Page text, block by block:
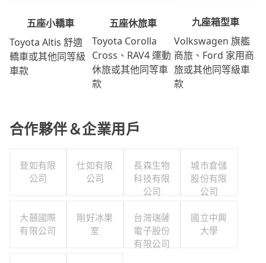
五座小轎車
Toyota Altis 舒適
轎車或其他同等級
車款
五座休旅車
Toyota Corolla
Cross、RAV4 運動
休旅或其他同等車
款
九座箱型車
Volkswagen 旗艦
商旅、Ford 家用商
旅或其他同等級車
款
合作夥伴＆企業用戶
登如有限
公司
仕如有限
公司
長森生物
科技有限
公司
城市倉儲
股份有限
公司
大囍國際
有限公司
剛好冰果
室
台灣瑞薩
電子股份
有限公司
國立中興
大學